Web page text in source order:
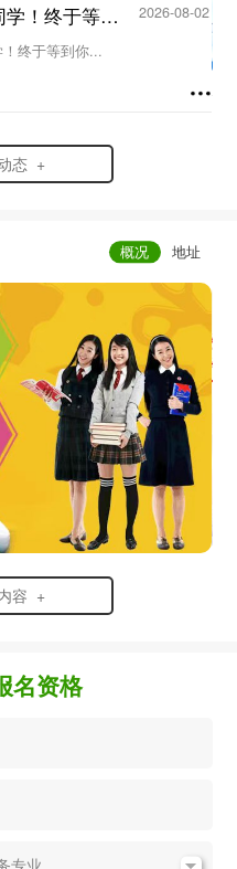
全体新生代课教师参加会
嘿，新同学！终于等到你...
2026-08-02
终于等到你...
态 +
容 +
名资格